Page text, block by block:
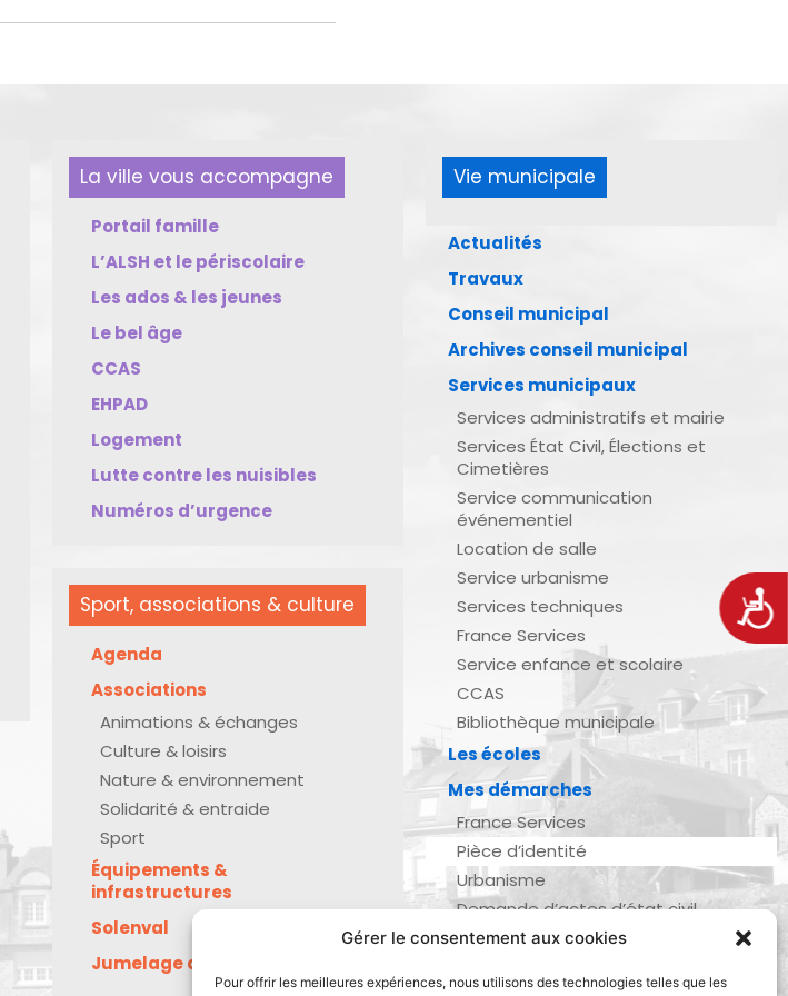
Gérer le consentement aux cookies
Pour offrir les meilleures expériences, nous utilisons des technologies telles que les
La ville vous accompagne
Portail famille
L’ALSH et le périscolaire
Les ados & les jeunes
Le bel âge
CCAS
EHPAD
Logement
Lutte contre les nuisibles
Numéros d’urgence
Sport, associations & culture
Agenda
Associations
Animations & échanges
Culture & loisirs
Nature & environnement
Solidarité & entraide
Sport
Équipements &
infrastructures
Solenval
Jumelage avec Kreuzau
Vie municipale
Actualités
Travaux
Conseil municipal
Archives conseil municipal
Services municipaux
Services administratifs et mairie
Services État Civil, Élections et
Cimetières
Service communication
événementiel
Location de salle
Service urbanisme
Services techniques
France Services
Service enfance et scolaire
CCAS
Bibliothèque municipale
Les écoles
Mes démarches
France Services
Pièce d’identité
Urbanisme
Demande d’actes d’état civil
Se marier, se pacser